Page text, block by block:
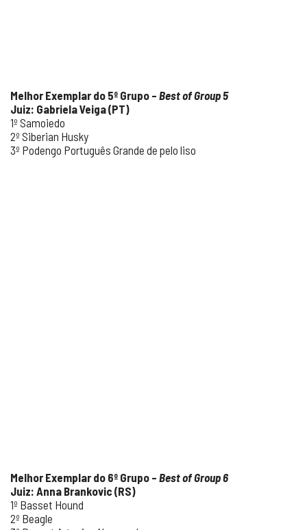
Melhor Exemplar do 5º Grupo – Best of Group 5
Juiz: Gabriela Veiga (PT)
1º Samoiedo
2º Siberian Husky
3º Podengo Português Grande de pelo liso
Melhor Exemplar do 6º Grupo – Best of Group 6
Juiz: Anna Brankovic (RS)
1º Basset Hound
2º Beagle